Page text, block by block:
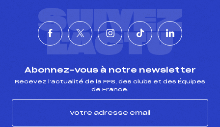
SUIVEZ
L'ACTU
Abonnez-vous à notre newsletter
Recevez l’actualité de la FFS, des clubs et des Équipes
de France.